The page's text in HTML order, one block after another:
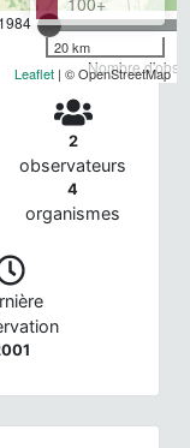
1984
Nombre
20 km
Leaflet | © OpenStreetMap
2
observateurs
4
organismes